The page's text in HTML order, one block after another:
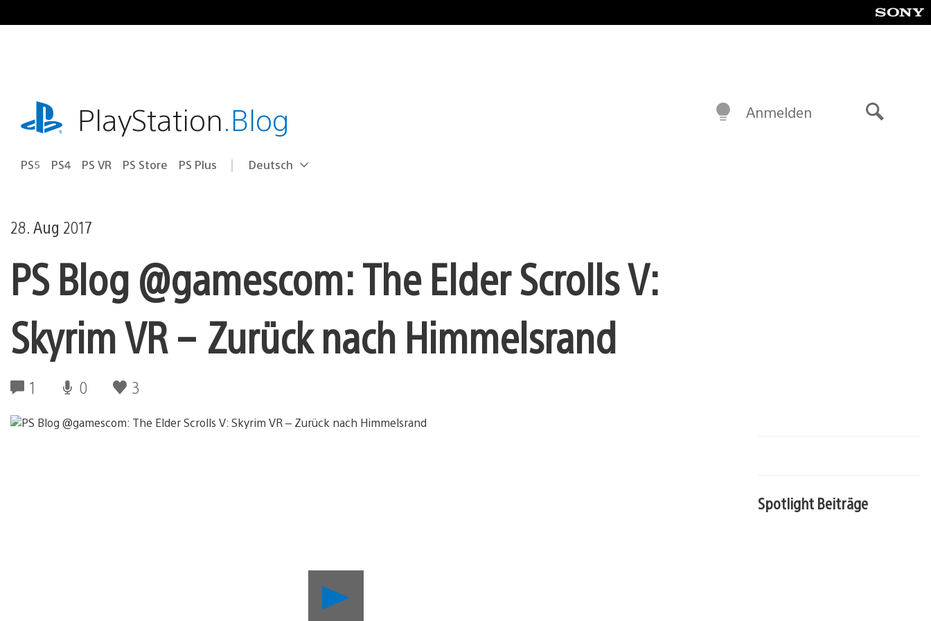
Inhalt
playstation.comPlayStation.Blog
PS5 PS4 PS VR PS Store PS Plus Select
Aktuelle
Deutsch
Anmelden
28. Aug 2017
PS Blog @gamescom: The Elder Scrolls V:
Skyrim VR – Zurück nach Himmelsrand
1 0 3
Blog
Spotlight Beiträge